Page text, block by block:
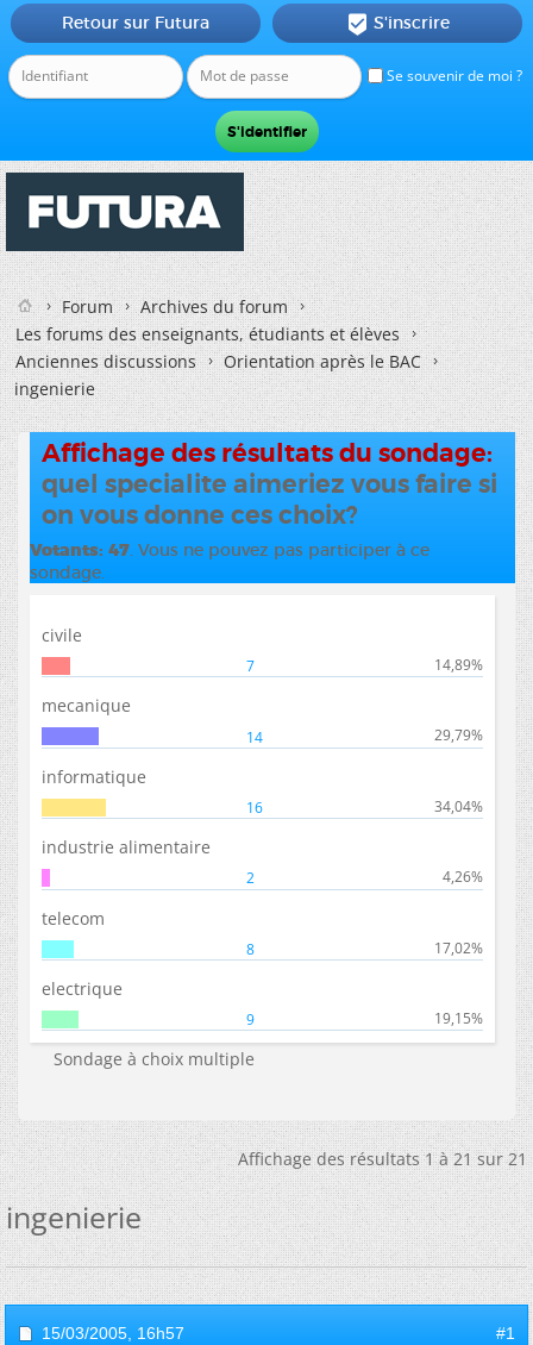
Se souvenir de moi ?
Retour sur Futura  S'inscrire
Forum
Archives du forum
Les forums des enseignants, étudiants et élèves
Anciennes discussions
Orientation après le BAC
ingenierie
Affichage des résultats du sondage:
quel specialite aimeriez vous faire si
on vous donne ces choix?
Votants 47. Vous ne pouvez pas participer à ce
sondage.
civile
7 14,89%
mecanique
14 29,79%
informatique
16 34,04%
industrie alimentaire
2 4,26%
telecom
8 17,02%
electrique
9 19,15%
Sondage à choix multiple
Affichage des résultats 1 à 21 sur 21
ingenierie
15/03/2005, 16h57 #1